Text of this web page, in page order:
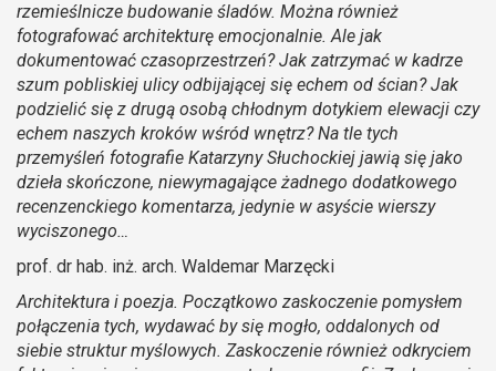
rzemieślnicze budowanie śladów. Można również
fotografować architekturę emocjonalnie. Ale jak
dokumentować czasoprzestrzeń? Jak zatrzymać w kadrze
szum pobliskiej ulicy odbijającej się echem od ścian? Jak
podzielić się z drugą osobą chłodnym dotykiem elewacji czy
echem naszych kroków wśród wnętrz? Na tle tych
przemyśleń fotografie Katarzyny Słuchockiej jawią się jako
dzieła skończone, niewymagające żadnego dodatkowego
recenzenckiego komentarza, jedynie w asyście wierszy
wyciszonego…
prof. dr hab. inż. arch. Waldemar Marzęcki
Architektura i poezja. Początkowo zaskoczenie pomysłem
połączenia tych, wydawać by się mogło, oddalonych od
siebie struktur myślowych. Zaskoczenie również odkryciem